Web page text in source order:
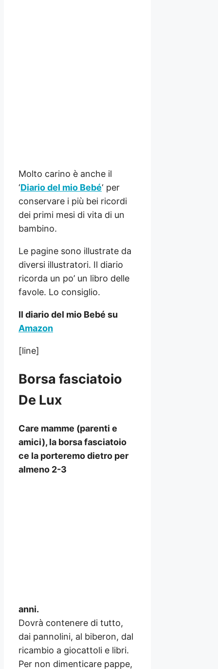
Molto carino è anche il
‘Diario del mio Bebé‘ per
conservare i più bei ricordi
dei primi mesi di vita di un
bambino.
Le pagine sono illustrate da
diversi illustratori. Il diario
ricorda un po’ un libro delle
favole. Lo consiglio.
Il diario del mio Bebé su
Amazon
[line]
Borsa fasciatoio
De Lux
Care mamme (parenti e
amici), la borsa fasciatoio
ce la porteremo dietro per
almeno 2-3
anni.
Dovrà contenere di tutto,
dai pannolini, al biberon, dal
ricambio a giocattoli e libri.
Per non dimenticare pappe,